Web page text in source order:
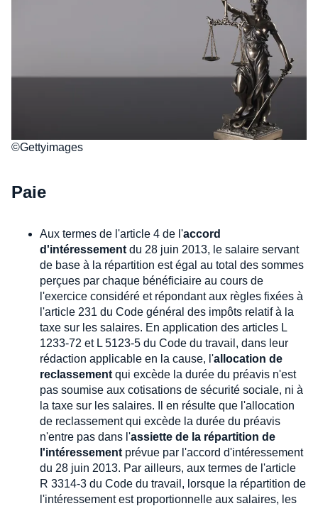
©Gettyimages
Paie
Aux termes de l'article 4 de l'accord
d'intéressement du 28 juin 2013, le salaire servant
de base à la répartition est égal au total des sommes
perçues par chaque bénéficiaire au cours de
l'exercice considéré et répondant aux règles fixées à
l'article 231 du Code général des impôts relatif à la
taxe sur les salaires. En application des articles L
1233-72 et L 5123-5 du Code du travail, dans leur
rédaction applicable en la cause, l'allocation de
reclassement qui excède la durée du préavis n'est
pas soumise aux cotisations de sécurité sociale, ni à
la taxe sur les salaires. Il en résulte que l'allocation
de reclassement qui excède la durée du préavis
n'entre pas dans l'assiette de la répartition de
l'intéressement prévue par l'accord d'intéressement
du 28 juin 2013. Par ailleurs, aux termes de l'article
R 3314-3 du Code du travail, lorsque la répartition de
l'intéressement est proportionnelle aux salaires, les